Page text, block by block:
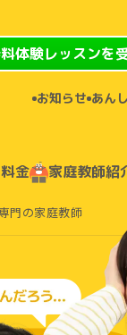
体験レッスンを
お知らせ あん
金 家庭教師紹
門の家庭教師